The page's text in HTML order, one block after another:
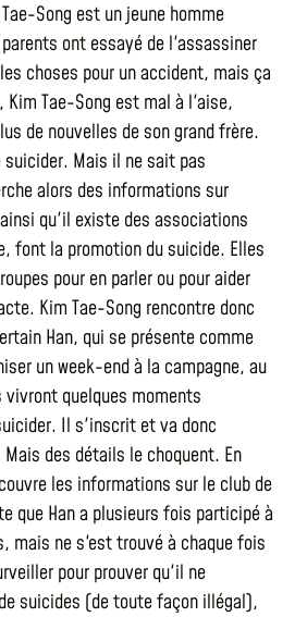
Song est un jeune homme
ont essayé de l'assassiner
choses pour un accident, mais ça
Kim Tae-Song est mal à l'aise,
de nouvelles de son grand frère.
suicider. Mais il ne sait pas
alors des informations sur
qu'il existe des associations
font la promotion du suicide. Elles
pour en parler ou pour aider
Kim Tae-Song rencontre donc
Han, qui se présente comme
un week-end à la campagne, au
quelques moments
Il s'inscrit et va donc
des détails le choquent. En
les informations sur le club de
que Han a plusieurs fois participé à
mais ne s'est trouvé à chaque fois
pour prouver qu'il ne
suicides (de toute façon illégal),